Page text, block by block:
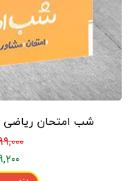
شب امتحان ریاضی
۹۹,۰۰۰
۷۹,۲۰۰